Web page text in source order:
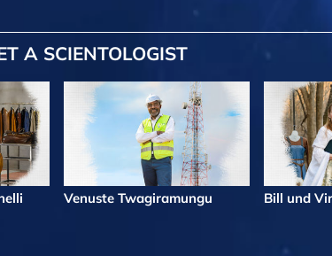
A SCIENTOLOGIST
Venuste Twagiramungu Bill und